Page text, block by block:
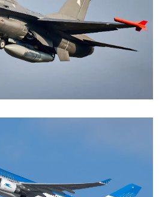
AGUSTIN BOFFI
, Fuerza Aérea Argentina